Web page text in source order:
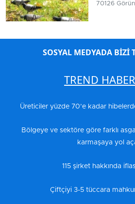
70126
SOSYAL MEDYADA BİZİ
TREND
Üreticiler yüzde 70’e kadar
Bölgeye ve sektöre göre farklı
karmaşaya yol
115 şirket hakkında
Çiftçiyi 3-5 tüccara